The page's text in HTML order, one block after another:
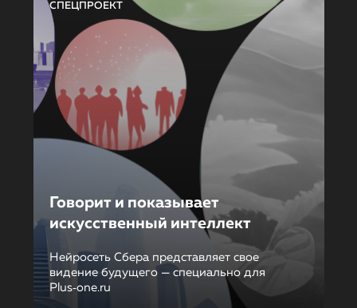
СПЕЦПРОЕКТ
Говорит и показывает
искусственный интеллект
Нейросеть Сбера представляет свое
видение будущего — специально для
Plus‑one.ru